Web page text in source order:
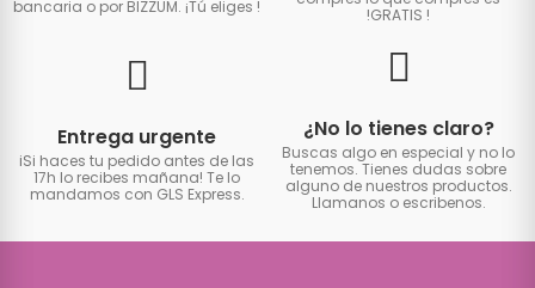
bancaria o por BIZZUM. ¡Tú eliges !
!GRATIS !
Entrega urgente
iSi haces tu pedido antes de las
17h lo recibes mañana! Te lo
mandamos con GLS Express.
¿No lo tienes claro?
Buscas algo en especial y no lo
tenemos. Tienes dudas sobre
alguno de nuestros productos.
Llamanos o escribenos.